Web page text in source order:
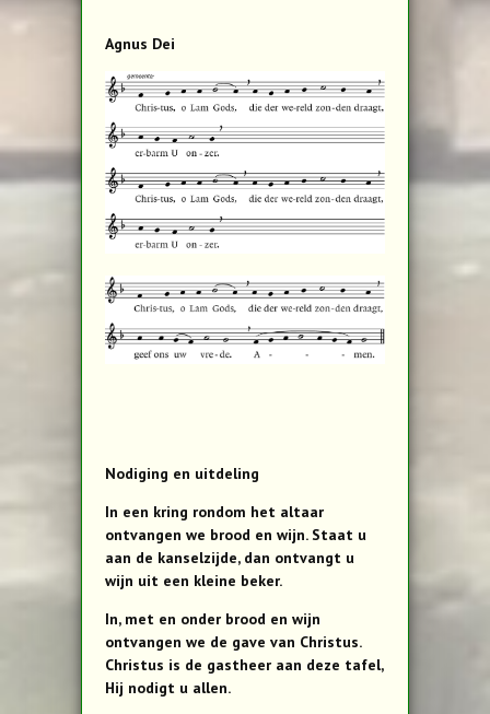
Agnus Dei
Nodiging en uitdeling
In een kring rondom het altaar
ontvangen we brood en wijn. Staat u
aan de kanselzijde, dan ontvangt u
wijn uit een kleine beker.
In, met en onder brood en wijn
ontvangen we de gave van Christus.
Christus is de gastheer aan deze tafel,
Hij nodigt u allen.